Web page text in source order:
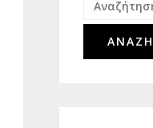
για: